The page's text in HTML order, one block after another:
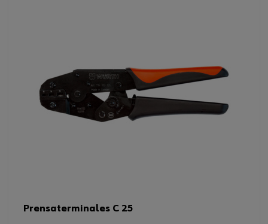
Prensaterminales C 25